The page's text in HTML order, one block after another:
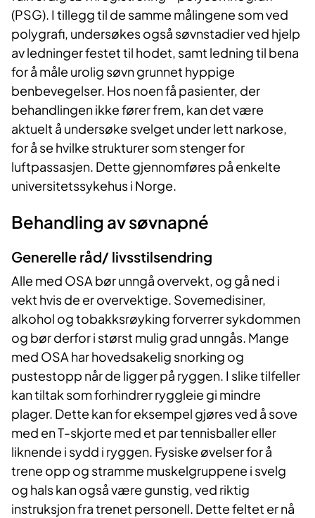
(PSG). I tillegg til de samme målingene som ved
polygrafi, undersøkes også søvnstadier ved hjelp
av ledninger festet til hodet, samt ledning til bena
for å måle urolig søvn grunnet hyppige
benbevegelser. Hos noen få pasienter, der
behandlingen ikke fører frem, kan det være
aktuelt å undersøke svelget under lett narkose,
for å se hvilke strukturer som stenger for
luftpassasjen. Dette gjennomføres på enkelte
universitetssykehus i Norge.
Behandling av søvnapné
Generelle råd/ livsstilsendring
Alle med OSA bør unngå overvekt, og gå ned i
vekt hvis de er overvektige. Sovemedisiner,
alkohol og tobakksrøyking forverrer sykdommen
og bør derfor i størst mulig grad unngås. Mange
med OSA har hovedsakelig snorking og
pustestopp når de ligger på ryggen. I slike tilfeller
kan tiltak som forhindrer ryggleie gi mindre
plager. Dette kan for eksempel gjøres ved å sove
med en T-skjorte med et par tennisballer eller
liknende i sydd i ryggen. Fysiske øvelser for å
trene opp og stramme muskelgruppene i svelg
og hals kan også være gunstig, ved riktig
instruksjon fra trenet personell. Dette feltet er nå